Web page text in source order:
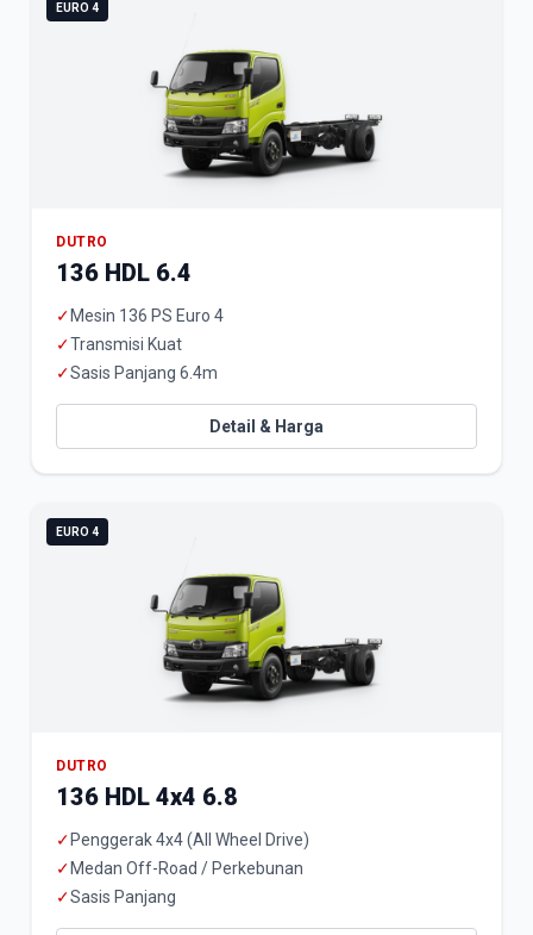
EURO 4
DUTRO
136 HDL 6.4
✓ Mesin 136 PS Euro 4
✓Transmisi Kuat
✓Sasis Panjang 6.4m
Detail & Harga
EURO 4
DUTRO
136 HDL 4x4 6.8
✓ Penggerak 4x4 (All Wheel Drive)
✓ Medan Off-Road / Perkebunan
✓Sasis Panjang